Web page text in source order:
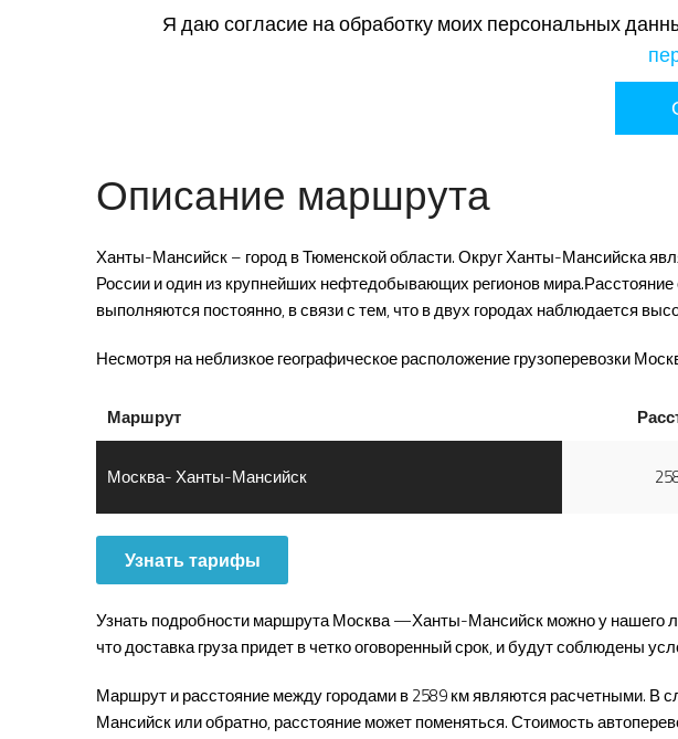
Я даю согласие на обработку моих персональных
Описание маршрута
Ханты-Мансийск – город в Тюменской области. Округ Ханты-Мансийска
России и один из крупнейших нефтедобывающих регионов
выполняются постоянно, в связи с тем, что в двух городах наблюдается
Несмотря на неблизкое географическое расположение грузоперевозки
Маршрут
Москва- Ханты-Мансийск
Узнать тарифы
Узнать подробности маршрута Москва —Ханты-Мансийск можно у нашего
что доставка груза придет в четко оговоренный срок, и будут соблюдены
Маршрут и расстояние между городами в2589км являются расчетными. В
Мансийск или обратно, расстояние может поменяться. Стоимость